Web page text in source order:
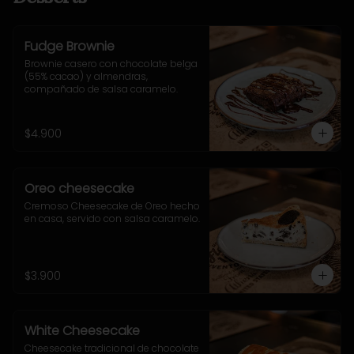
Fudge Brownie
Brownie casero con chocolate belga
(55% cacao) y almendras,
compañado de salsa caramelo.
$4.900
Oreo cheesecake
Cremoso Cheesecake de Oreo hecho
en casa, servido con salsa caramelo.
$3.900
White Cheesecake
Cheesecake tradicional de chocolate